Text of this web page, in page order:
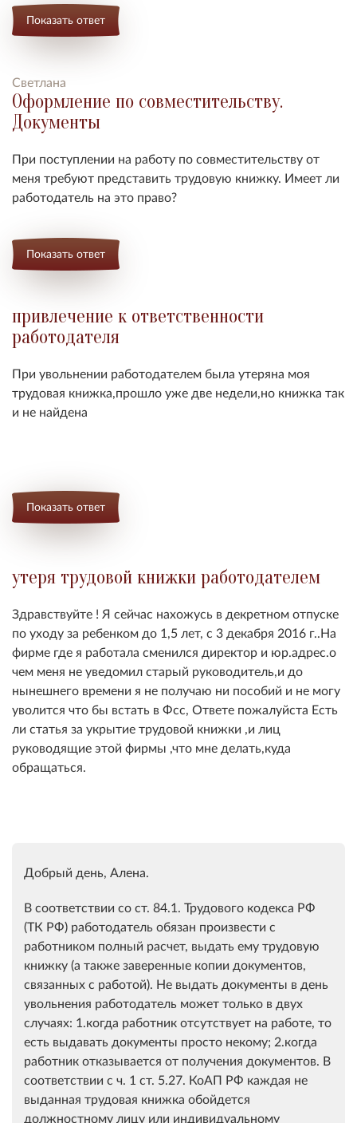
Показать ответ
Светлана
Оформление по совместительству.
Документы
При поступлении на работу по совместительству от
меня требуют представить трудовую книжку. Имеет ли
работодатель на это право?
Показать ответ
привлечение к ответственности
работодателя
При увольнении работодателем была утеряна моя
трудовая книжка,прошло уже две недели,но книжка так
и не найдена
Показать ответ
утеря трудовой книжки работодателем
Здравствуйте ! Я сейчас нахожусь в декретном отпуске
по уходу за ребенком до 1,5 лет, с 3 декабря 2016 г..На
фирме где я работала сменился директор и юр.адрес.о
чем меня не уведомил старый руководитель,и до
нынешнего времени я не получаю ни пособий и не могу
уволится что бы встать в Фсс, Ответе пожалуйста Есть
ли статья за укрытие трудовой книжки ,и лиц
руководящие этой фирмы ,что мне делать,куда
обращаться.
Добрый день, Алена.
В соответствии со ст. 84.1. Трудового кодекса РФ
(ТК РФ) работодатель обязан произвести с
работником полный расчет, выдать ему трудовую
книжку (а также заверенные копии документов,
связанных с работой). Не выдать документы в день
увольнения работодатель может только в двух
случаях: 1.когда работник отсутствует на работе, то
есть выдавать документы просто некому; 2.когда
работник отказывается от получения документов. В
соответствии с ч. 1 ст. 5.27. КоАП РФ каждая не
выданная трудовая книжка обойдется
должностному лицу или индивидуальному